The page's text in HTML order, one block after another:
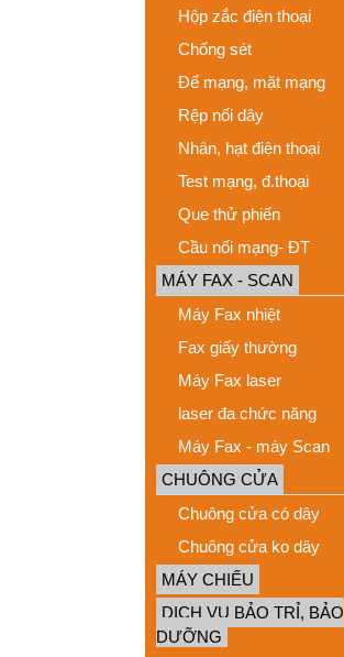
Hộp zắc điện thoại
Chống sét
Đế mạng, mặt mạng
Rệp nối dây
Nhân, hạt điện thoại
Test mạng, đ.thoại
Que thử phiến
Cầu nối mạng- ĐT
MÁY FAX - SCAN
Máy Fax nhiệt
Fax giấy thường
Máy Fax laser
laser đa chức năng
Máy Fax - máy Scan
CHUÔNG CỬA
Chuông cửa có dây
Chuông cửa ko dây
MÁY CHIẾU
DỊCH VỤ BẢO TRỈ, BẢO
DƯỠNG